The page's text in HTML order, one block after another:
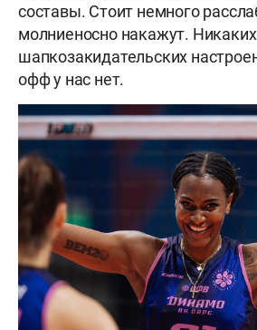
составы. Стоит немного
молниеносно накажут. Никаких
шапкозакидательских
офф у нас нет.